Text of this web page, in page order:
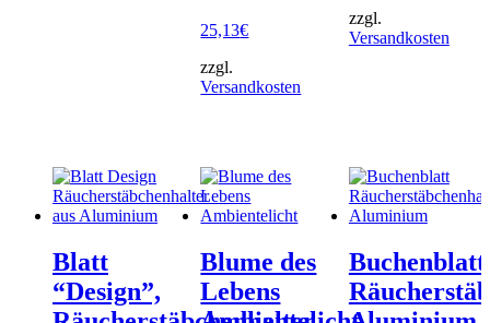
25,13€
zzgl.
Versandkosten
zzgl.
Versandkosten
Blatt
“Design”,
Blume des
Lebens